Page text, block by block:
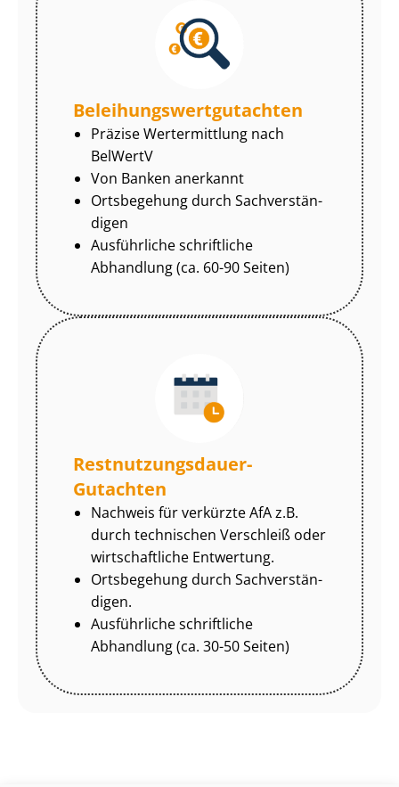
Be­lei­hungs­wert­gut­ach­ten
Präzise Wertermittlung nach
BelWertV
Von Banken anerkannt
Ortsbegehung durch Sach­ver­stän­
di­gen
Ausführliche schriftliche
Abhandlung (ca. 60-90 Seiten)
Rest­nut­zungs­dau­er-
Gutachten
Nachweis für verkürzte AfA z.B.
durch technischen Verschleiß oder
wirtschaftliche Entwertung.
Ortsbegehung durch Sach­ver­stän­
di­gen.
Ausführliche schriftliche
Abhandlung (ca. 30-50 Seiten)